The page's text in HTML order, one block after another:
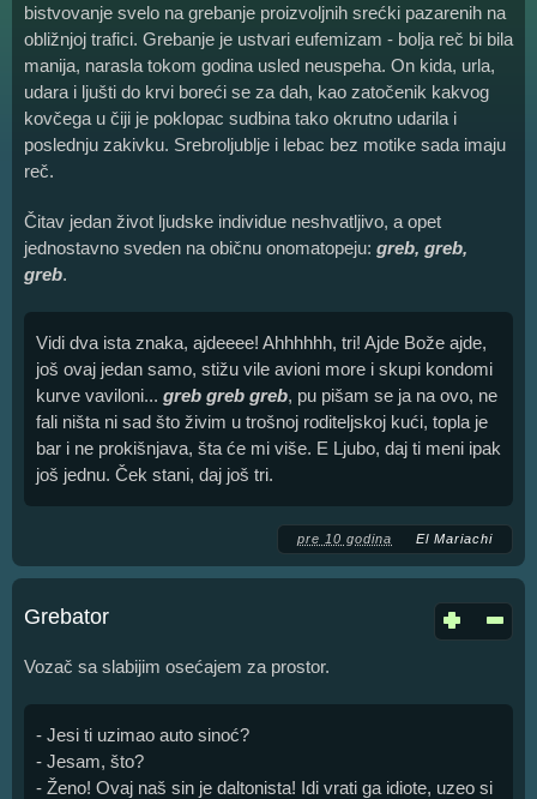
bistvovanje svelo na grebanje proizvoljnih srećki pazarenih na
obližnjoj trafici. Grebanje je ustvari eufemizam - bolja reč bi bila
manija, narasla tokom godina usled neuspeha. On kida, urla,
udara i ljušti do krvi boreći se za dah, kao zatočenik kakvog
kovčega u čiji je poklopac sudbina tako okrutno udarila i
poslednju zakivku. Srebroljublje i lebac bez motike sada imaju
reč.
Čitav jedan život ljudske individue neshvatljivo, a opet
jednostavno sveden na običnu onomatopeju: greb, greb,
greb.
Vidi dva ista znaka, ajdeeee! Ahhhhhh, tri! Ajde Bože ajde,
još ovaj jedan samo, stižu vile avioni more i skupi kondomi
kurve vaviloni... greb greb greb, pu pišam se ja na ovo, ne
fali ništa ni sad što živim u trošnoj roditeljskoj kući, topla je
bar i ne prokišnjava, šta će mi više. E Ljubo, daj ti meni ipak
još jednu. Ček stani, daj još tri.
pre 10 godina Еl Mariachi
Grebator
Vozač sa slabijim osećajem za prostor.
- Jesi ti uzimao auto sinoć?
- Jesam, što?
- Ženo! Ovaj naš sin je daltonista! Idi vrati ga idiote, uzeo si